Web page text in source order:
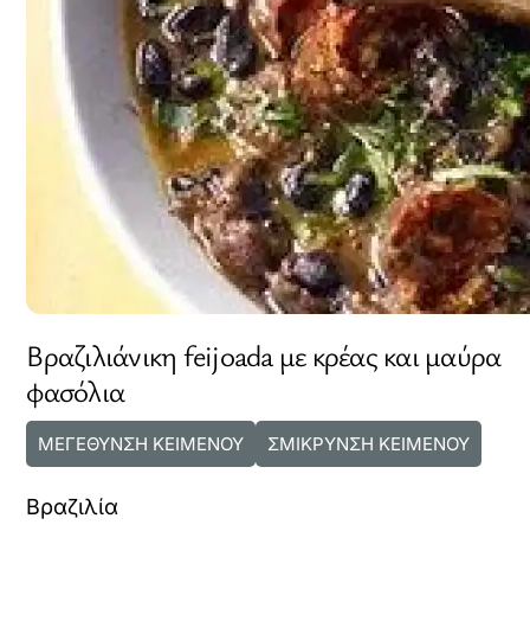
Βραζιλιάνικη feijoada με κρέας και μαύρα
φασόλια
ΜΕΓΕΘΥΝΣΗ ΚΕΙΜΕΝΟΥ ΣΜΙΚΡΥΝΣΗ ΚΕΙΜΕΝΟΥ
Βραζιλία